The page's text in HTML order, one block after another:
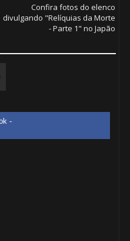
Confira fotos do elenco
divulgando "Relíquias da Morte
- Parte 1" no Japão
Facebook -